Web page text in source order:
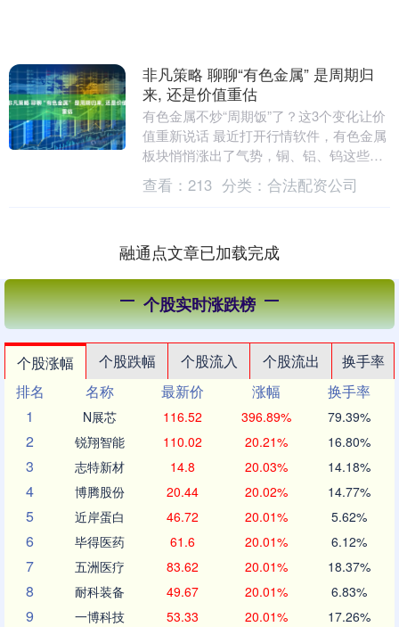
非凡策略 聊聊“有色金属” 是周期归
来, 还是价值重估
有色金属不炒“周期饭”了？这3个变化让价
值重新说话 最近打开行情软件，有色金属
板块悄悄涨出了气势，铜、铝、钨这些平
时不怎么被关注的“工业筋骨”，突然成了
资本市场....
查看： 213 分类： 合法配资公司
融通点文章已加载完成
个股实时涨跌榜
个股涨幅 个股跌幅 个股流入 个股流出
换手率
排名
名称 最新价 涨幅
换手率
1
N展芯 116.52 396.89% 79.39%
2 锐翔智能 110.02 20.21% 16.80%
3 志特新材 14.8 20.03% 14.18%
4 博腾股份 20.44 20.02% 14.77%
5 近岸蛋白 46.72 20.01% 5.62%
6 毕得医药 61.6 20.01% 6.12%
7 五洲医疗 83.62 20.01% 18.37%
8 耐科装备 49.67 20.01% 6.83%
9 一博科技 53.33 20.01% 17.26%